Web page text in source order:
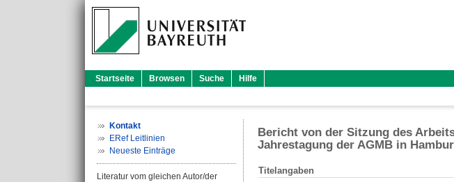
Startseite Browsen Suche Hilfe
Kontakt
ERef Leitlinien
Neueste Einträge
Literatur vom gleichen Autor/der
Bericht von der Sitzung des
Jahrestagung der AGMB in
Titelangaben